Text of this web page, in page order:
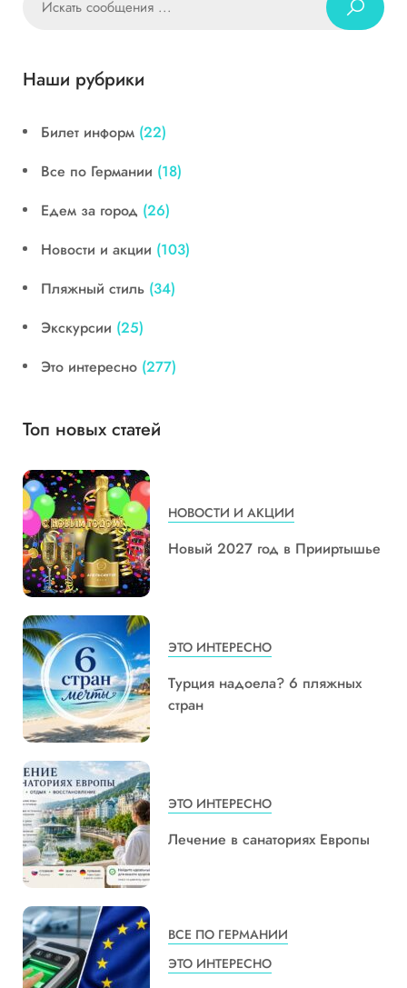
Наши рубрики
Билет информ (22)
Все по Германии (18)
Едем за город (26)
Новости и акции (103)
Пляжный стиль (34)
Экскурсии (25)
Это интересно (277)
Топ новых статей
НОВОСТИ И АКЦИИ
Новый 2027 год в Прииртышье
ЭТО ИНТЕРЕСНО
Турция надоела? 6 пляжных
стран
ЭТО ИНТЕРЕСНО
Лечение в санаториях Европы
ВСЕ ПО ГЕРМАНИИ
ЭТО ИНТЕРЕСНО